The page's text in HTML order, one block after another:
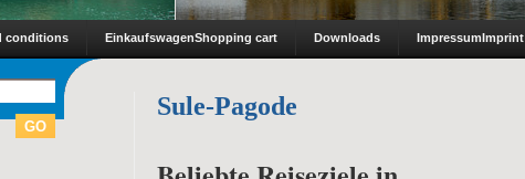
conditions EinkaufswagenShopping cart Downloads ImpressumImprint
Sule-Pagode